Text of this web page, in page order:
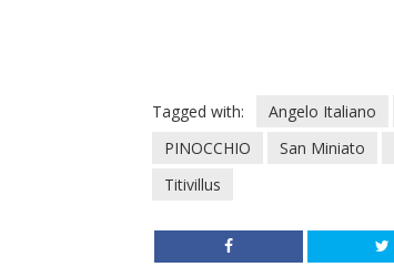
Tagged with: Angelo Italiano
PINOCCHIO
San Miniato
Titivillus